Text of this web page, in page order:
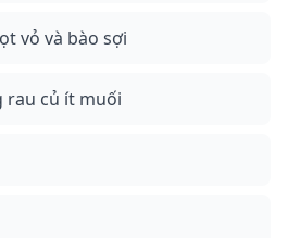
vỏ và bào sợi
rau củ ít muối